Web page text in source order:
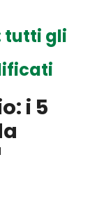
tutti gli
i 5